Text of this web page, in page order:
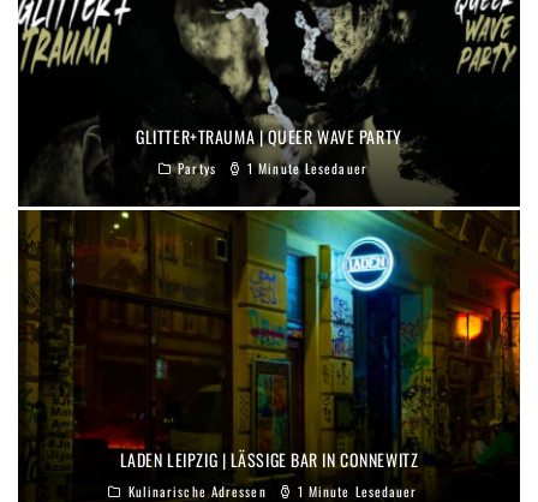
GLITTER+TRAUMA | QUEER WAVE PARTY
Partys 1 Minute Lesedauer
LADEN LEIPZIG | LÄSSIGE BAR IN CONNEWITZ
Kulinarische Adressen 1 Minute Lesedauer